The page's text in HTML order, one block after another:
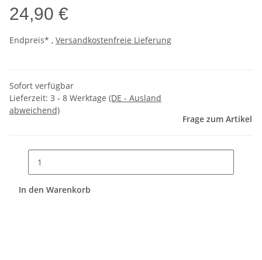
24,90 €
Endpreis* , Versandkostenfreie Lieferung
Sofort verfügbar
Lieferzeit: 3 - 8 Werktage (DE - Ausland
abweichend)
Frage zum Artikel
In den Warenkorb